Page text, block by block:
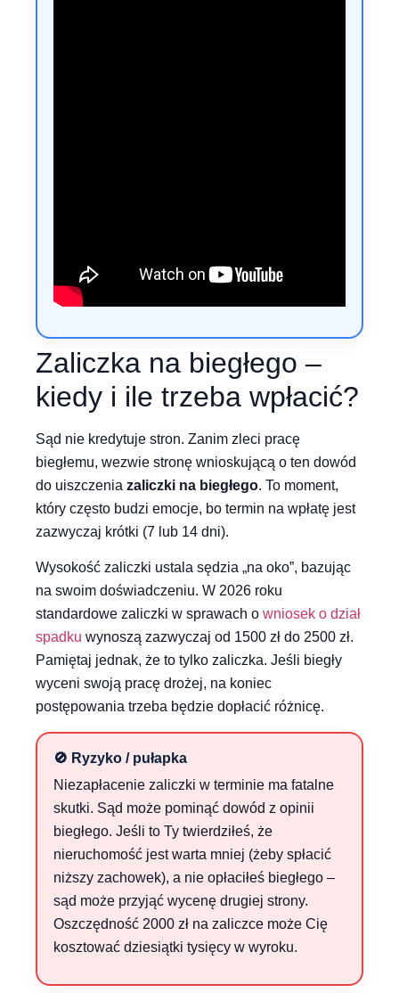
Zaliczka na biegłego –
kiedy i ile trzeba wpłacić?
Sąd nie kredytuje stron. Zanim zleci pracę
biegłemu, wezwie stronę wnioskującą o ten dowód
do uiszczenia zaliczki na biegłego. To moment,
który często budzi emocje, bo termin na wpłatę jest
zazwyczaj krótki (7 lub 14 dni).
Wysokość zaliczki ustala sędzia „na oko”, bazując
na swoim doświadczeniu. W 2026 roku
standardowe zaliczki w sprawach o wniosek o dział
spadku wynoszą zazwyczaj od 1500 zł do 2500 zł.
Pamiętaj jednak, że to tylko zaliczka. Jeśli biegły
wyceni swoją pracę drożej, na koniec
postępowania trzeba będzie dopłacić różnicę.
🚫 Ryzyko / pułapka
Niezapłacenie zaliczki w terminie ma fatalne
skutki. Sąd może pominąć dowód z opinii
biegłego. Jeśli to Ty twierdziłeś, że
nieruchomość jest warta mniej (żeby spłacić
niższy zachowek), a nie opłaciłeś biegłego –
sąd może przyjąć wycenę drugiej strony.
Oszczędność 2000 zł na zaliczce może Cię
kosztować dziesiątki tysięcy w wyroku.